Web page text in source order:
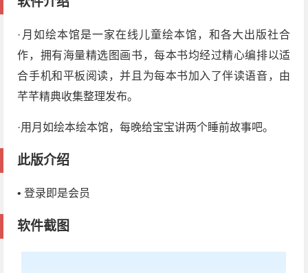
·月如绘本馆是一家在线儿童绘本馆，和各大出版社合
作，拥有海量精选图画书，每本书均经过精心编排以适
合手机和平板阅读，并且为每本书加入了伴读语音，由
芊芊精典收集整理发布。
·用月如绘本绘本馆，每晚给宝宝讲两个睡前故事吧。
此版介绍
• 登录即是会员
软件截图